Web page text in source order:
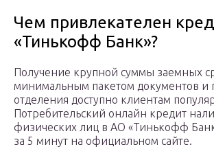
Чем привлекателен
«Тинькофф Банк»?
Получение крупной суммы заемных
минимальным пакетом документов и
отделения доступно клиентам
Потребительский онлайн кредит
физических лиц в АО «Тинькофф
за 5 минут на официальном сайте.